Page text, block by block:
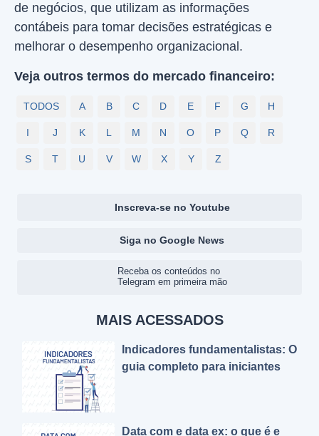
de negócios, que utilizam as informações
contábeis para tomar decisões estratégicas e
melhorar o desempenho organizacional.
Veja outros termos do mercado financeiro:
TODOS A B C D E F G H
I J K L M N O P Q R
S T U V W X Y Z
Inscreva-se no Youtube
Siga no Google News
Receba os conteúdos no
Telegram em primeira mão
MAIS ACESSADOS
Indicadores fundamentalistas: O
guia completo para iniciantes
Data com e data ex: o que é e